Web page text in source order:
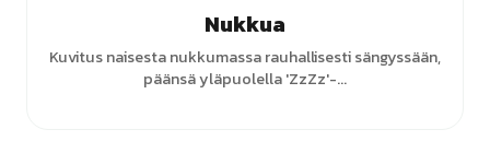
Nukkua
Kuvitus naisesta nukkumassa rauhallisesti sängyssään,
päänsä yläpuolella 'ZzZz'-...